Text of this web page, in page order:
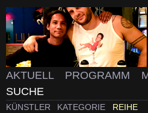
AKTUELL PROGRAMM
SUCHE
KÜNSTLER KATEGORIE REIHE